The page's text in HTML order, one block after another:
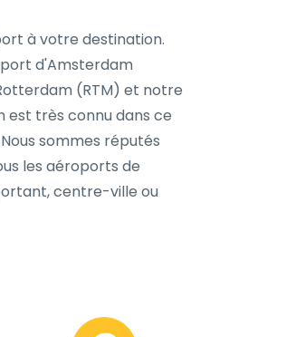
à votre destination.
d'Amsterdam
(RTM) et notre
très connu dans ce
sommes réputés
les aéroports de
centre-ville ou